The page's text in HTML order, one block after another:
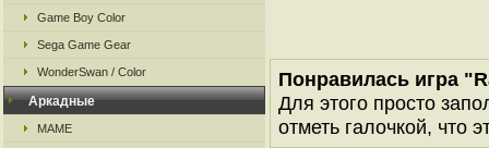
Game Boy Color
Sega Game Gear
WonderSwan / Color
Аркадные
MAME
Понравилась игра
Для этого просто
отметь галочкой, что